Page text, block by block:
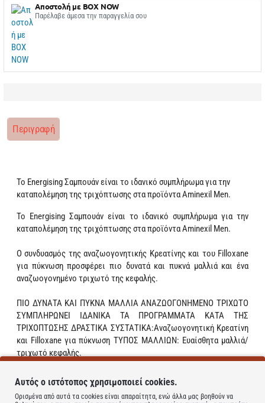
Αποστολή με BOX NOW
Παρέλαβε άμεσα την παραγγελία σου
Περιγραφή
Το Energising Σαμπουάν είναι το ιδανικό συμπλήρωμα για την
καταπολέμηση της τριχόπτωσης στα προϊόντα Aminexil Men.
Το Energising Σαμπουάν είναι το ιδανικό συμπλήρωμα για την
καταπολέμηση της τριχόπτωσης στα προϊόντα Aminexil Men.
Ο συνδυασμός της αναζωογονητικής Κρεατίνης και του Filloxane
για πύκνωση προσφέρει πιο δυνατά και πυκνά μαλλιά και ένα
αναζωογονημένο τριχωτό της κεφαλής.
ΠΙΟ ΔΥΝΑΤΑ ΚΑΙ ΠΥΚΝΑ ΜΑΛΛΙΑ ΑΝΑΖΩΟΓΟΝΗΜΕΝΟ ΤΡΙΧΩΤΟ
ΣΥΜΠΛΗΡΩΝΕΙ ΙΔΑΝΙΚΑ ΤΑ ΠΡΟΓΡΑΜΜΑΤΑ ΚΑΤΑ ΤΗΣ
ΤΡΙΧΟΠΤΩΣΗΣ ΔΡΑΣΤΙΚΑ ΣΥΣΤΑΤΙΚΑ:Αναζωογονητική Κρεατίνη
και Filloxane για πύκνωση ΤΥΠΟΣ ΜΑΛΛΙΩΝ: Ευαίσθητα μαλλιά/
τριχωτό κεφαλής.
Πιο δυνατά και πυκνά μαλλιά αναζωογονημένο τριχωτό,
Αυτός ο ιστότοπος χρησιμοποιεί cookies.
Ορισμένα από αυτά τα cookies είναι απαραίτητα, ενώ άλλα μας βοηθούν να